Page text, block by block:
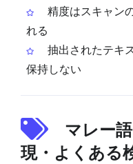
精度はスキャン
れる
抽出されたテキ
保持しない
マレー
現・よくある